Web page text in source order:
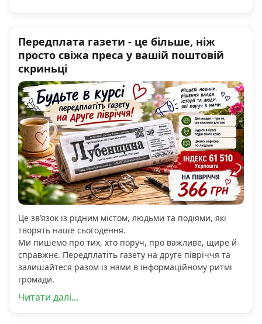
Передплата газети - це більше, ніж
просто свіжа преса у вашій поштовій
скриньці
Це зв’язок із рідним містом, людьми та подіями, які
творять наше сьогодення.
Ми пишемо про тих, хто поруч, про важливе, щире й
справжнє. Передплатіть газету на друге півріччя та
залишайтеся разом із нами в інформаційному ритмі
громади.
Читати далі...